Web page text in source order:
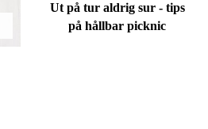
Ut på tur aldrig sur - tips
på hållbar picknic